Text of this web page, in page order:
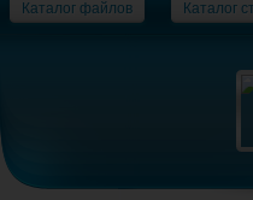
Каталог файлов Каталог